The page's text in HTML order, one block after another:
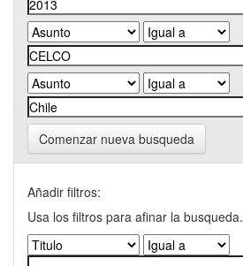
Comenzar nueva busqueda
Añadir filtros:
Usa los filtros para afinar la busqueda.